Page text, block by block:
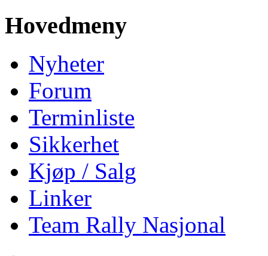
Hovedmeny
Nyheter
Forum
Terminliste
Sikkerhet
Kjøp / Salg
Linker
Team Rally Nasjonal